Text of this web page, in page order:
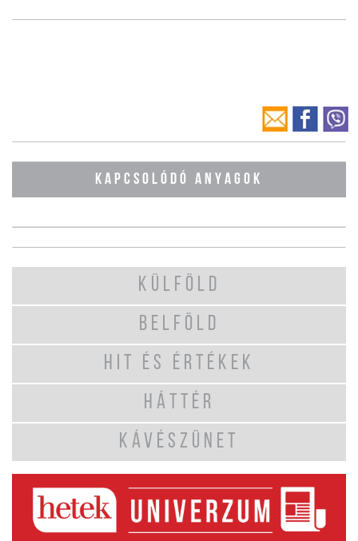
KAPCSOLÓDÓ ANYAGOK
KÜLFÖLD
BELFÖLD
HIT ÉS ÉRTÉKEK
HÁTTÉR
KÁVÉSZÜNET